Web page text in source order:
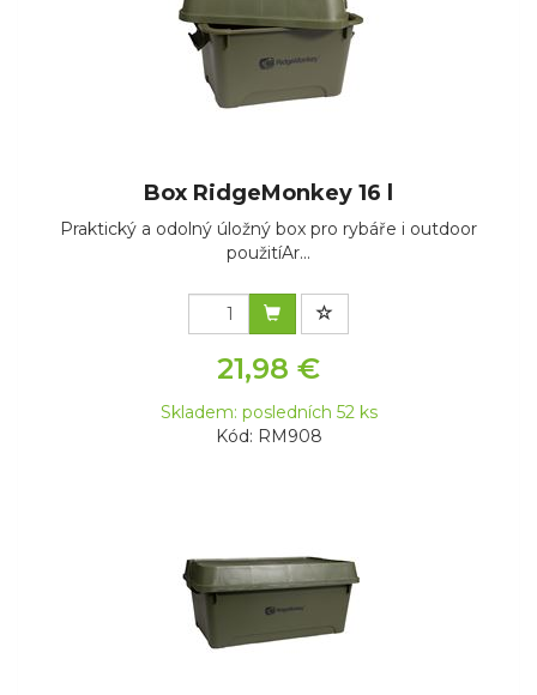
Box RidgeMonkey 16 l
Praktický a odolný úložný box pro rybáře i outdoor
použitíAr...
21,98 €
Skladem: posledních 52 ks
Kód: RM908